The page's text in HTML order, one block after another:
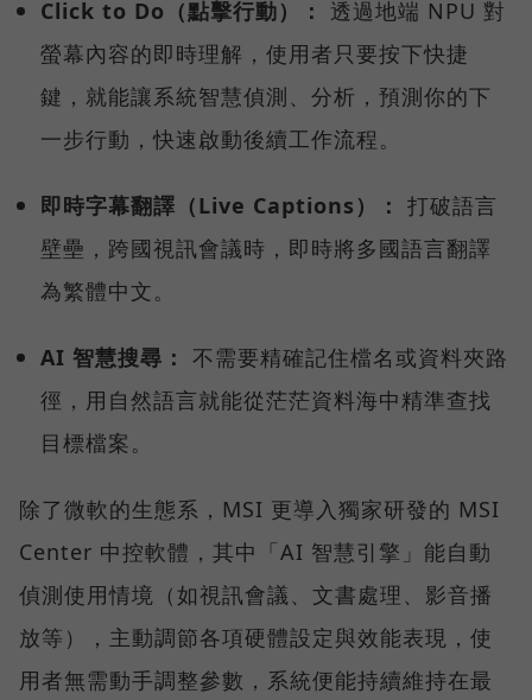
Click to Do（點擊行動）： 透過地端 NPU 對
螢幕內容的即時理解，使用者只要按下快捷
鍵，就能讓系統智慧偵測、分析，預測你的下
一步行動，快速啟動後續工作流程。
即時字幕翻譯（Live Captions）： 打破語言
壁壘，跨國視訊會議時，即時將多國語言翻譯
為繁體中文。
AI 智慧搜尋： 不需要精確記住檔名或資料夾路
徑，用自然語言就能從茫茫資料海中精準查找
目標檔案。
除了微軟的生態系，MSI 更導入獨家研發的 MSI
Center 中控軟體，其中「AI 智慧引擎」能自動
偵測使用情境（如視訊會議、文書處理、影音播
放等），主動調節各項硬體設定與效能表現，使
用者無需動手調整參數，系統便能持續維持在最